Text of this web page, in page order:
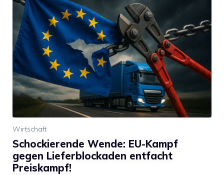
Wirtschaft
Schockierende Wende: EU-Kampf
gegen Lieferblockaden entfacht
Preiskampf!